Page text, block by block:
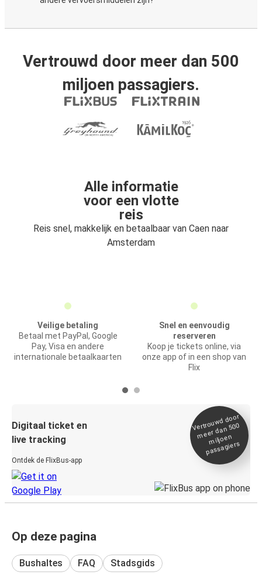
Vertrouwd door meer dan 500
miljoen passagiers.
Alle informatie
voor een vlotte
reis
Reis snel, makkelijk en betaalbaar van Caen naar
Amsterdam
Veilige betaling
Betaal met PayPal, Google
Pay, Visa en andere
internationale betaalkaarten
Snel en eenvoudig
reserveren
Koop je tickets online, via
onze app of in een shop van
Flix
Digitaal ticket en
live tracking
Ontdek de FlixBus-app
Vertrou
wd door
meer dan 500
miljoen
passagiers
Op deze pagina
Bushaltes FAQ Stadsgids